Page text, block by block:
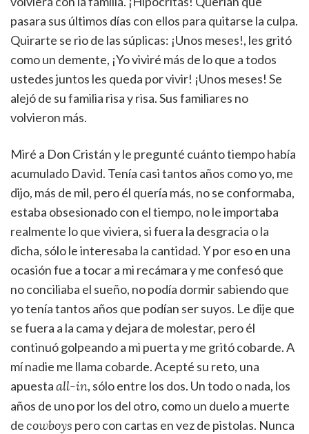
pasara sus últimos días con ellos para quitarse la culpa.
Quirarte se rio de las súplicas: ¡Unos meses!, les gritó
como un demente, ¡Yo viviré más de lo que a todos
ustedes juntos les queda por vivir! ¡Unos meses! Se
alejó de su familia risa y risa. Sus familiares no
volvieron más.
Miré a Don Cristán y le pregunté cuánto tiempo había
acumulado David. Tenía casi tantos años como yo, me
dijo, más de mil, pero él quería más, no se conformaba,
estaba obsesionado con el tiempo, no le importaba
realmente lo que viviera, si fuera la desgracia o la
dicha, sólo le interesaba la cantidad. Y por eso en una
ocasión fue a tocar a mi recámara y me confesó que
no conciliaba el sueño, no podía dormir sabiendo que
yo tenía tantos años que podían ser suyos. Le dije que
se fuera a la cama y dejara de molestar, pero él
continuó golpeando a mi puerta y me gritó cobarde. A
mí nadie me llama cobarde. Acepté su reto, una
apuestaall-in, sólo entre los dos. Un todo o nada, los
años de uno por los del otro, como un duelo a muerte
decowboys pero con cartas en vez de pistolas. Nunca